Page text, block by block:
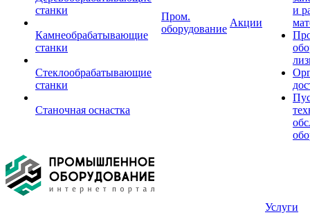
станки
Камнеобрабатывающие
станки
Стеклообрабатывающие
станки
Станочная оснастка
Пром.
оборудование
Акции
и
Услуги